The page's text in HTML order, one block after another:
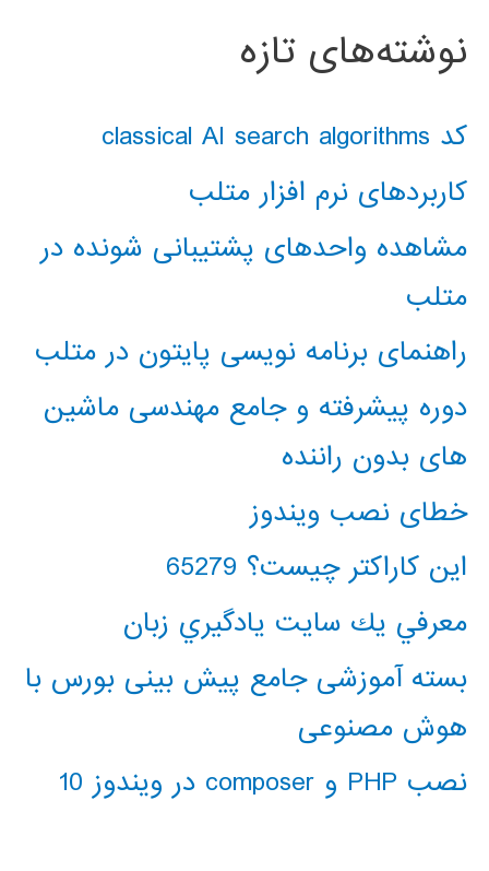
نوشته‌های تازه
کد classical AI search algorithms
کاربردهای نرم افزار متلب
مشاهده واحدهای پشتیبانی شونده در
متلب
راهنمای برنامه نویسی پایتون در متلب
دوره پیشرفته و جامع مهندسی ماشین
های بدون راننده
خطای نصب ویندوز
این کاراکتر چیست؟ 65279
معرفي يك سايت يادگيري زبان
بسته آموزشی جامع پیش بینی بورس با
هوش مصنوعی
نصب PHP و composer در ویندوز 10